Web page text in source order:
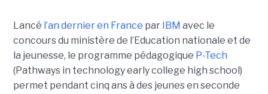
Lancé l’an dernier en France par IBM avec le
concours du ministère de l’Education nationale et de
la jeunesse, le programme pédagogique P-Tech
(Pathways in technology early college high school)
permet pendant cinq ans à des jeunes en seconde